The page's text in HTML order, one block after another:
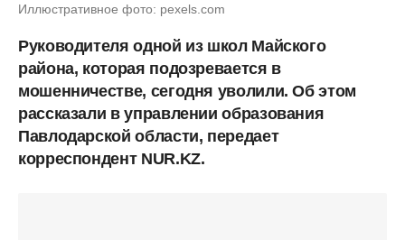
Иллюстративное фото: pexels.com
Руководителя одной из школ Майского
района, которая подозревается в
мошенничестве, сегодня уволили. Об этом
рассказали в управлении образования
Павлодарской области, передает
корреспондент NUR.KZ.